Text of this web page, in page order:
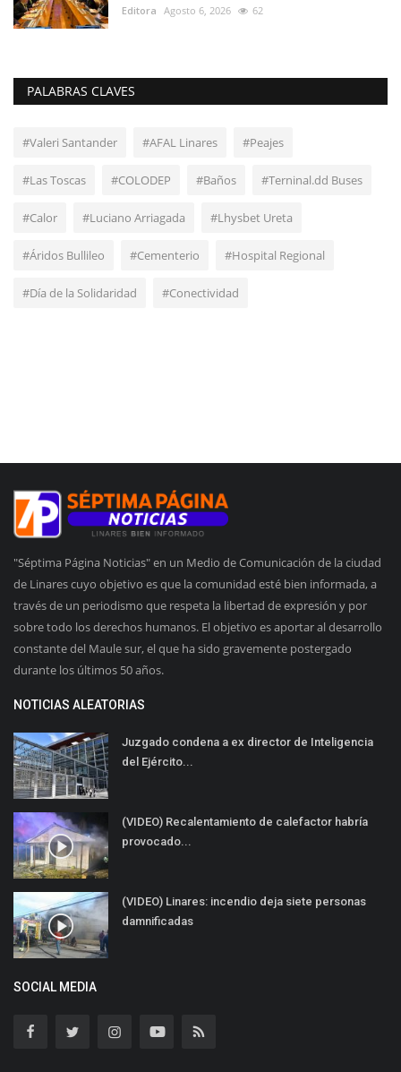
Editora Agosto 6, 2026 62
PALABRAS CLAVES
#Valeri Santander #AFAL Linares #Peajes
#Las Toscas #COLODEP #Baños #Terninal.dd Buses
#Calor #Luciano Arriagada #Lhysbet Ureta
#Áridos Bullileo #Cementerio #Hospital Regional
#Día de la Solidaridad #Conectividad
"Séptima Página Noticias" en un Medio de Comunicación de la ciudad
de Linares cuyo objetivo es que la comunidad esté bien informada, a
través de un periodismo que respeta la libertad de expresión y por
sobre todo los derechos humanos. El objetivo es aportar al desarrollo
constante del Maule sur, el que ha sido gravemente postergado
durante los últimos 50 años.
NOTICIAS ALEATORIAS
Juzgado condena a ex director de Inteligencia
del Ejército...
(VIDEO) Recalentamiento de calefactor habría
provocado...
(VIDEO) Linares: incendio deja siete personas
damnificadas
SOCIAL MEDIA